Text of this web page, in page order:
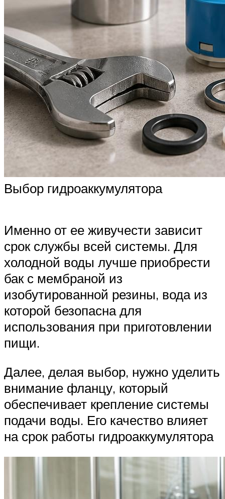
Выбор гидроаккумулятора
Именно от ее живучести зависит
срок службы всей системы. Для
холодной воды лучше приобрести
бак с мембраной из
изобутированной резины, вода из
которой безопасна для
использования при приготовлении
пищи.
Далее, делая выбор, нужно уделить
внимание фланцу, который
обеспечивает крепление системы
подачи воды. Его качество влияет
на срок работы гидроаккумулятора